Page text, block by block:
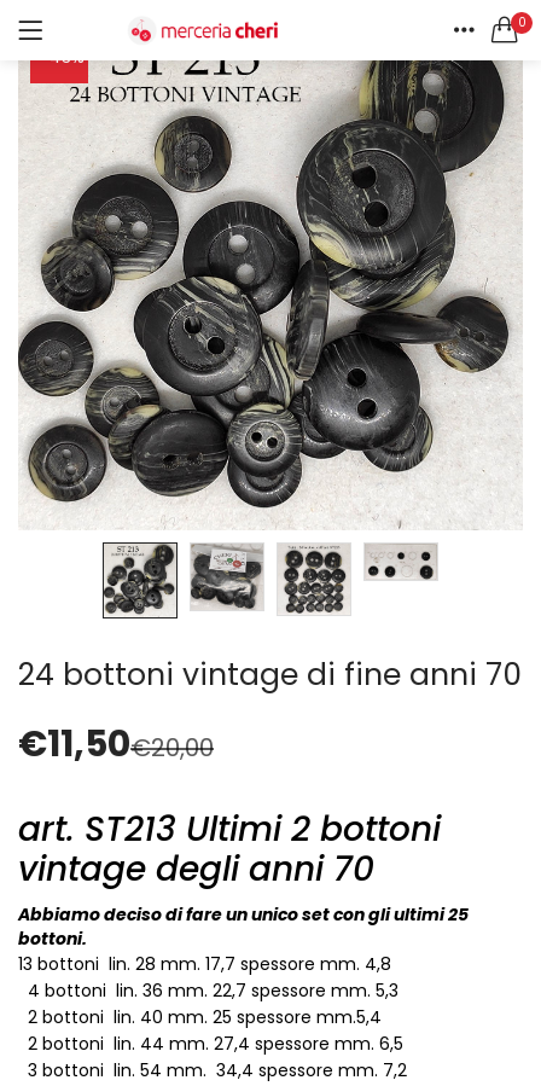
0
HOME
ACCOUNT
ACCEDI REGISTRATI
Ricordami
Password dimenticata?
CERCA IN:
Tutte le categorie
Accessori Design (56)
Accessori merceria (94)
Cesti portalavoro (8)
Aghi e spilli (24)
Applicazioni (26)
Borse (6)
Bottoni Vintage (204)
Lotti di Bottoni vintage (27)
Bottoni/alamari/automatici (46)
Alamari (5)
Calze collant donna (24)
Cappelli (16)
Cerniere lampo / Zip/Fibbie (27)
Elastici (10)
Fodere (5)
LANA (27)
Pizzi (11)
Prodotti per la sartoria (34)
Quadri Mezzo Punto (92)
Canovacci Completi di Filati e Ago (24)
Sciarpe (8)
Set di Bottoni Vintage (77)
Swarovski (2)
-43%
24 bottoni vintage di fine anni 70
€11,50€20,00
art. ST213 Ultimi 2 bottoni
vintage degli anni 70
Abbiamo deciso di fare un unico set con gli ultimi 25
bottoni.
13 bottoni lin. 28 mm. 17,7 spessore mm. 4,8
4 bottoni lin. 36 mm. 22,7 spessore mm. 5,3
2 bottoni lin. 40 mm. 25 spessore mm.5,4
2 bottoni lin. 44 mm. 27,4 spessore mm. 6,5
3 bottoni lin. 54 mm. 34,4 spessore mm. 7,2